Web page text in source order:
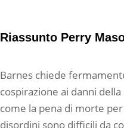
Riassunto Perry
Barnes chiede
cospirazione ai danni
come la pena di morte
disordini sono difficili da